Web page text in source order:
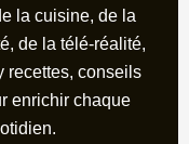
la cuisine, de la
de la télé-réalité,
recettes, conseils
enrichir chaque